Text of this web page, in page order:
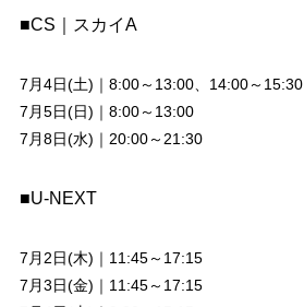
■CS｜スカイA
7月4日(土)｜8:00～13:00、14:00～15:30
7月5日(日)｜8:00～13:00
7月8日(水)｜20:00～21:30
■U-NEXT
7月2日(木)｜11:45～17:15
7月3日(金)｜11:45～17:15